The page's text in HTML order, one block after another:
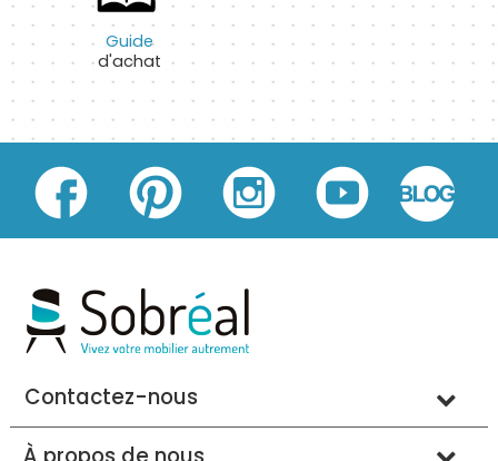
Guide
d'achat
Contactez-nous